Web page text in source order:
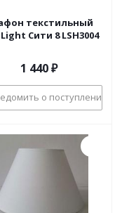
текстильный
Сити 8 LSH3004
1 440₽
о поступлении